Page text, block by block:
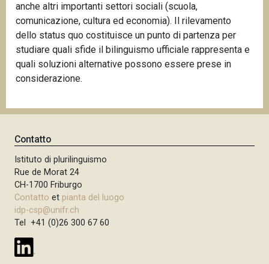
anche altri importanti settori sociali (scuola,
comunicazione, cultura ed economia). Il rilevamento
dello status quo costituisce un punto di partenza per
studiare quali sfide il bilinguismo ufficiale rappresenta e
quali soluzioni alternative possono essere prese in
considerazione.
Contatto
Istituto di plurilinguismo
Rue de Morat 24
CH-1700 Friburgo
Contatto et pianta del luogo
idp-csp@unifr.ch
Tel +41 (0)26 300 67 60